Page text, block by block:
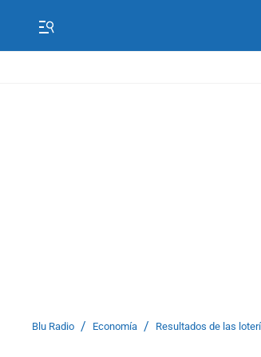
Blu Radio / Economía / Resultados de las